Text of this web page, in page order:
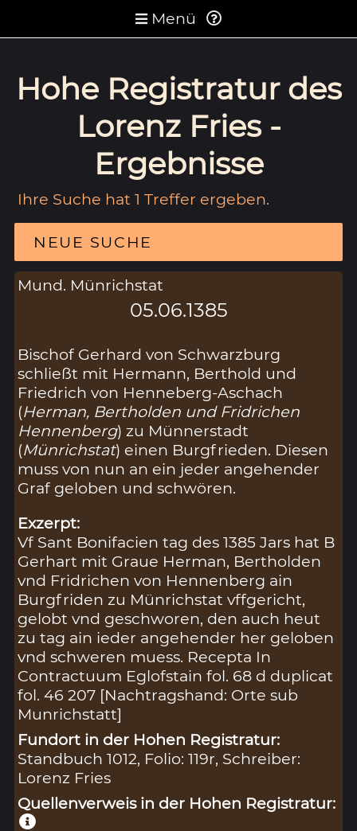
Menü
Hohe Registratur des
Lorenz Fries -
Ergebnisse
Ihre Suche hat 1 Treffer ergeben.
NEUE SUCHE
Mund. Münrichstat
05.06.1385
Bischof Gerhard von Schwarzburg
schließt mit Hermann, Berthold und
Friedrich von Henneberg-Aschach
(Herman, Bertholden und Fridrichen
Hennenberg) zu Münnerstadt
(Münrichstat) einen Burgfrieden. Diesen
muss von nun an ein jeder angehender
Graf geloben und schwören.
Exzerpt:
Vf Sant Bonifacien tag des 1385 Jars hat B
Gerhart mit Graue Herman, Bertholden
vnd Fridrichen von Hennenberg ain
Burgfriden zu Münrichstat vffgericht,
gelobt vnd geschworen, den auch heut
zu tag ain ieder angehender her geloben
vnd schweren muess. Recepta In
Contractuum Eglofstain fol. 68 d duplicat
fol. 46 207 [Nachtragshand: Orte sub
Munrichstatt]
Fundort in der Hohen Registratur:
Standbuch 1012, Folio: 119r, Schreiber:
Lorenz Fries
Quellenverweis in der Hohen Registratur: